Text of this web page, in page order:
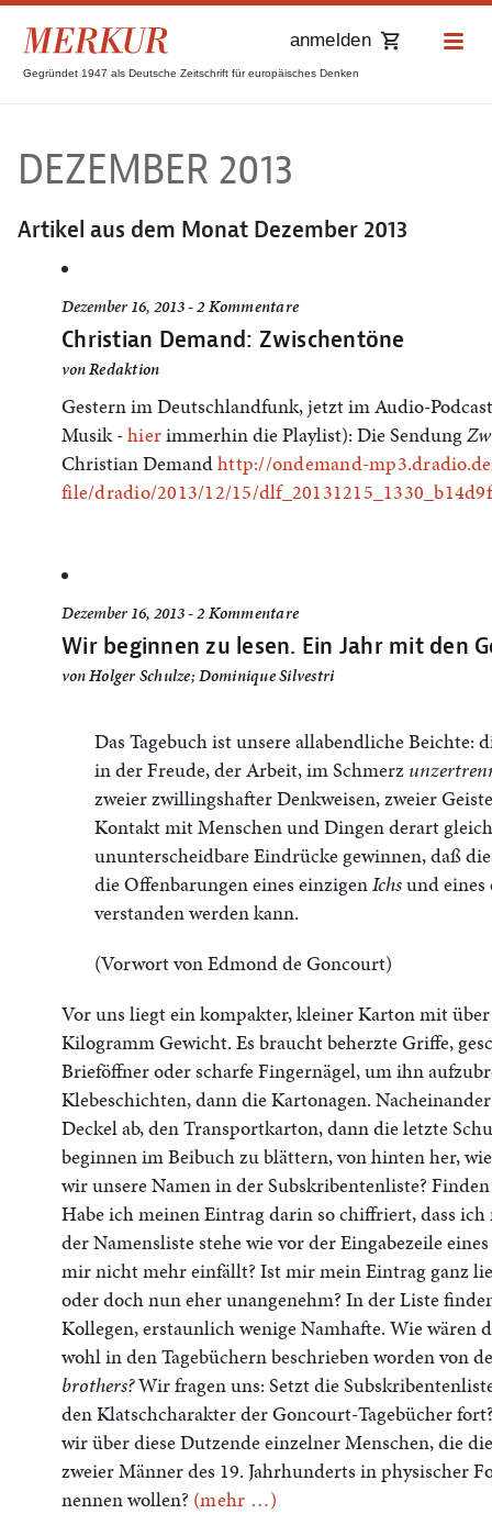
Gegründet 1947 als Deutsche Zeitschrift für europäisches Denken
anmelden
DEZEMBER 2013
Artikel aus dem Monat Dezember 2013
Dezember 16, 2013 -2 Kommentare
Christian Demand: Zwischentöne
vonRedaktion
Gestern im Deutschlandfunk, jetzt im Audio-
Musik -hierimmerhin die Playlist): Die Sendung
Christian Demandhttp://ondemand-
file/dradio/2013/12/15/
Dezember 16, 2013 -2 Kommentare
Wir beginnen zu lesen. Ein Jahr mit den
vonHolger Schulze; Dominique Silvestri
Das Tagebuch ist unsere allabendliche Beichte:
in der Freude, der Arbeit, im Schmerz
zweier zwillingshafter Denkweisen, zweier
Kontakt mit Menschen und Dingen derart
ununterscheidbare Eindrücke gewinnen, daß
die Offenbarungen eines einzigenIchsund
verstanden werden kann.
(Vorwort von Edmond de Goncourt)
Vor uns liegt ein kompakter, kleiner Karton mit über
Kilogramm Gewicht. Es braucht beherzte Griffe,
Brieföffner oder scharfe Fingernägel, um ihn
Klebeschichten, dann die Kartonagen.
Deckel ab, den Transportkarton, dann die letzte
beginnen im Beibuch zu blättern, von hinten her,
wir unsere Namen in der Subskribentenliste?
Habe ich meinen Eintrag darin so chiffriert, dass
der Namensliste stehe wie vor der Eingabezeile eines
mir nicht mehr einfällt? Ist mir mein Eintrag ganz
oder doch nun eher unangenehm? In der Liste
Kollegen, erstaunlich wenige Namhafte. Wie wären
wohl in den Tagebüchern beschrieben worden von
brothers?Wir fragen uns: Setzt die
den Klatschcharakter der Goncourt-Tagebücher
wir über diese Dutzende einzelner Menschen, die
zweier Männer des 19. Jahrhunderts in physischer
nennen wollen? (mehr …)